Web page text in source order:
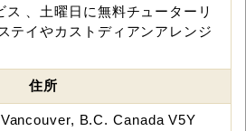
ス 、土曜日に無料チューターリ
テイやカストディアンアレンジ
住所
B.C. Canada V5Y